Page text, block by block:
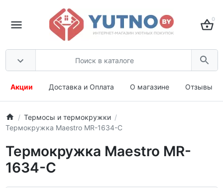
0
Акции Доставка и Оплата О магазине Отзывы
Термосы и термокружки
Термокружка Maestro MR-1634-C
Термокружка Maestro MR-
1634-C